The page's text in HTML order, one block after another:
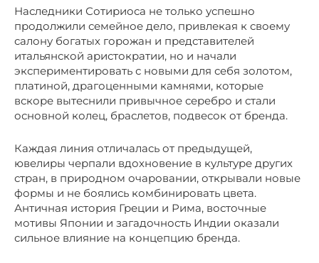
Наследники Сотириоса не только успешно
продолжили семейное дело, привлекая к своему
салону богатых горожан и представителей
итальянской аристократии, но и начали
экспериментировать с новыми для себя золотом,
платиной, драгоценными камнями, которые
вскоре вытеснили привычное серебро и стали
основной колец, браслетов, подвесок от бренда.
Каждая линия отличалась от предыдущей,
ювелиры черпали вдохновение в культуре других
стран, в природном очаровании, открывали новые
формы и не боялись комбинировать цвета.
Античная история Греции и Рима, восточные
мотивы Японии и загадочность Индии оказали
сильное влияние на концепцию бренда.